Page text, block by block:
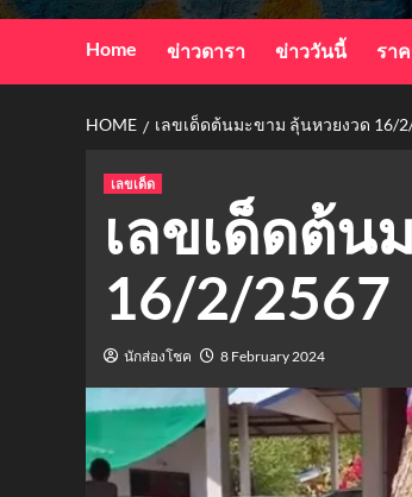
Home ข่าวดารา ข่าววันนี้ รา
HOME เลขเด็ดต้นมะขาม ลุ้นหวยงวด 16/
เลขเด็ด
เลขเด็ดต้น
16/2/2567
นักส่องโชค 8 February 2024